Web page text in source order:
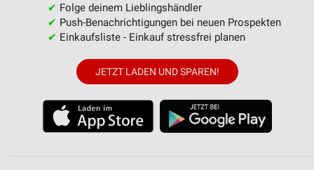
✔ Folge deinem Lieblingshändler
✔ Push-Benachrichtigungen bei neuen Prospekten
✔ Einkaufsliste - Einkauf stressfrei planen
JETZT LADEN UND SPAREN!